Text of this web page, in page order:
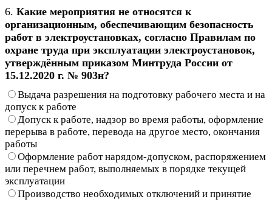
6. Какие мероприятия не относятся к
организационным, обеспечивающим безопасность
работ в электроустановках, согласно Правилам по
охране труда при эксплуатации электроустановок,
утверждённым приказом Минтруда России от
15.12.2020 г. № 903н?
Выдача разрешения на подготовку рабочего места и на
допуск к работе
Допуск к работе, надзор во время работы, оформление
перерыва в работе, перевода на другое место, окончания
работы
Оформление работ нарядом-допуском, распоряжением
или перечнем работ, выполняемых в порядке текущей
эксплуатации
Производство необходимых отключений и принятие